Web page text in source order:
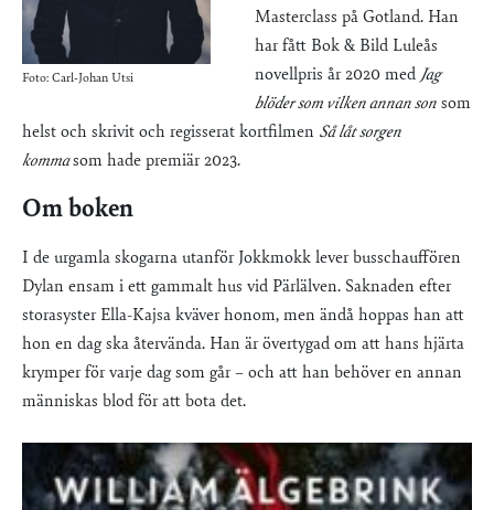
Foto: Carl-Johan Utsi
Masterclass på Gotland. Han
har fått Bok & Bild Luleås
novellpris år 2020 med Jag
blöder som vilken annan son som
helst och skrivit och regisserat kortfilmen Så låt sorgen
kommasom hade premiär 2023.
Om boken
I de urgamla skogarna utanför Jokkmokk lever busschauffören
Dylan ensam i ett gammalt hus vid Pärlälven. Saknaden efter
storasyster Ella-Kajsa kväver honom, men ändå hoppas han att
hon en dag ska återvända. Han är övertygad om att hans hjärta
krymper för varje dag som går – och att han behöver en annan
människas blod för att bota det.